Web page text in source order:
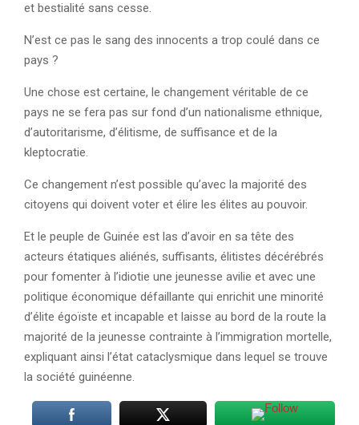
et bestialité sans cesse.
N’est ce pas le sang des innocents a trop coulé dans ce
pays ?
Une chose est certaine, le changement véritable de ce
pays ne se fera pas sur fond d’un nationalisme ethnique,
d’autoritarisme, d’élitisme, de suffisance et de la
kleptocratie.
Ce changement n’est possible qu’avec la majorité des
citoyens qui doivent voter et élire les élites au pouvoir.
Et le peuple de Guinée est las d’avoir en sa tête des
acteurs étatiques aliénés, suffisants, élitistes décérébrés
pour fomenter à l’idiotie une jeunesse avilie et avec une
politique économique défaillante qui enrichit une minorité
d’élite égoïste et incapable et laisse au bord de la route la
majorité de la jeunesse contrainte à l’immigration mortelle,
expliquant ainsi l’état cataclysmique dans lequel se trouve
la société guinéenne.